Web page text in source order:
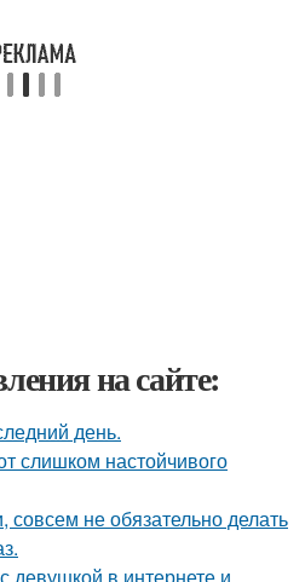
на сайте:
день.
слишком настойчивого
совсем не обязательно делать